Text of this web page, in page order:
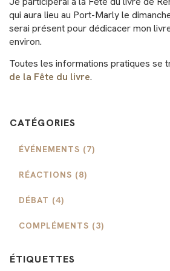
qui aura lieu au Port-Marly le
serai présent pour dédicacer mon
environ.
Toutes les informations pratiques se
de la Fête du livre.
CATÉGORIES
ÉVÉNEMENTS (7)
RÉACTIONS (8)
DÉBAT (4)
COMPLÉMENTS (3)
ÉTIQUETTES